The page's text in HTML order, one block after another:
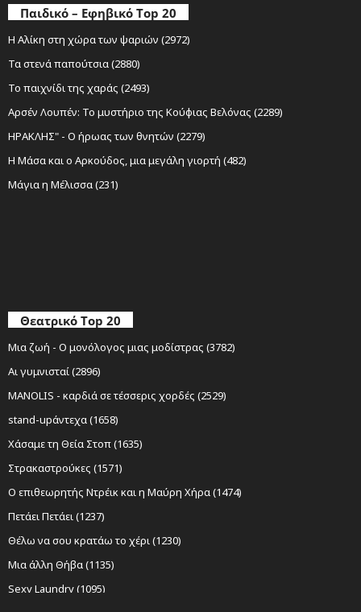
Παιδικό – Εφηβικό Top 20
Η Αλίκη στη χώρα των ψαριών (2972)
Τα στενά παπούτσια (2880)
Το παιχνίδι της χαράς (2493)
Αρσέν Λουπέν: Το μυστήριο της Κούφιας Βελόνας (2289)
ΗΡΑΚΛΗΣ" - Ο ήρωας των θνητών (2279)
Η Μάσα και ο Αρκούδος, μια μεγάλη γιορτή (482)
Μάγια η Μέλισσα (231)
Θεατρικό Top 20
Μια ζωή - Ο μονόλογος μιας μοδίστρας (3782)
Αι γυμνισταί (2896)
MANOLIS - καρδιά σε τέσσερις χορδές (2529)
stand-upάντεχα (1658)
Χάσαμε τη Θεία Στοπ (1635)
Στρακαστρούκες (1571)
Ο επιθεωρητής Ντρέικ και η Μαύρη Χήρα (1474)
Πετάει Πετάει (1237)
Θέλω να σου κρατάω το χέρι (1230)
Μια άλλη Θήβα (1135)
Sexy Laundry (1095)